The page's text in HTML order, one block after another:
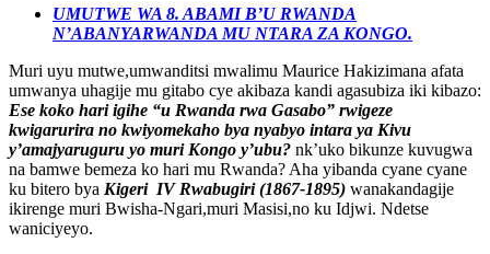
UMUTWE WA 8. ABAMI B’U RWANDA
N’ABANYARWANDA MU NTARA ZA KONGO.
Muri uyu mutwe,umwanditsi mwalimu Maurice Hakizimana afata
umwanya uhagije mu gitabo cye akibaza kandi agasubiza iki kibazo:
Ese koko hari igihe “u Rwanda rwa Gasabo” rwigeze
kwigarurira no kwiyomekaho bya nyabyo intara ya Kivu
y’amajyaruguru yo muri Kongo y’ubu? nk’uko bikunze kuvugwa
na bamwe bemeza ko hari mu Rwanda? Aha yibanda cyane cyane
ku bitero bya Kigeri IV Rwabugiri (1867-1895) wanakandagije
ikirenge muri Bwisha-Ngari,muri Masisi,no ku Idjwi. Ndetse
waniciyeyo.